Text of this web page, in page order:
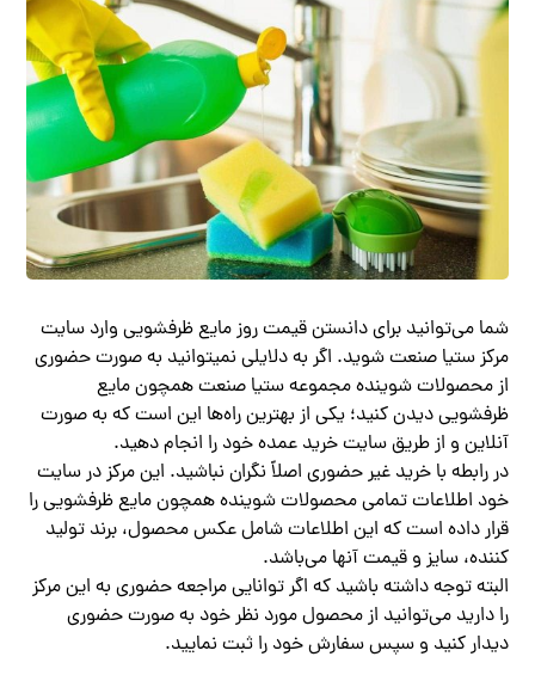
شما می‌توانید برای دانستن قیمت روز مایع ظرفشویی وارد سایت
مرکز ستیا صنعت شوید. اگر به دلایلی نمیتوانید به صورت حضوری
از محصولات شوینده مجموعه ستیا صنعت همچون مایع
ظرفشویی دیدن کنید؛ یکی از بهترین راه‌ها این است که به صورت
آنلاین و از طریق سایت خرید عمده خود را انجام دهید.
در رابطه با خرید غیر حضوری اصلاً نگران نباشید. این مرکز در سایت
خود اطلاعات تمامی محصولات شوینده همچون مایع ظرفشویی را
قرار داده است که این اطلاعات شامل عکس محصول، برند تولید
کننده، سایز و قیمت آنها می‌باشد.
البته توجه داشته باشید که اگر توانایی مراجعه حضوری به این مرکز
را دارید می‌توانید از محصول مورد نظر خود به صورت حضوری
دیدار کنید و سپس سفارش خود را ثبت نمایید.